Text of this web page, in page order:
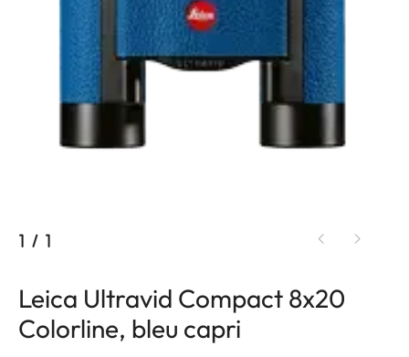
1 / 1
Leica Ultravid Compact 8x20
Colorline, bleu capri